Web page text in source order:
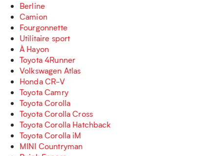
Berline
Camion
Fourgonnette
Utilitaire sport
À Hayon
Toyota 4Runner
Volkswagen Atlas
Honda CR-V
Toyota Camry
Toyota Corolla
Toyota Corolla Cross
Toyota Corolla Hatchback
Toyota Corolla iM
MINI Countryman